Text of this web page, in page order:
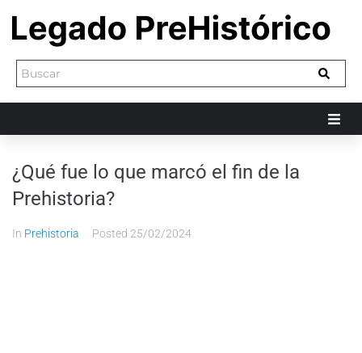
¿Qué fue lo que marcó el fin de la
Prehistoria?
In Prehistoria Posted 25/02/2024